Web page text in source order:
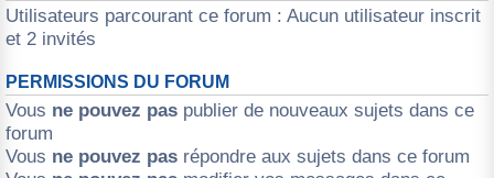
Utilisateurs parcourant ce forum : Aucun utilisateur inscrit
et 2 invités
PERMISSIONS DU FORUM
Vous ne pouvez pas publier de nouveaux sujets dans ce
forum
Vous ne pouvez pas répondre aux sujets dans ce forum